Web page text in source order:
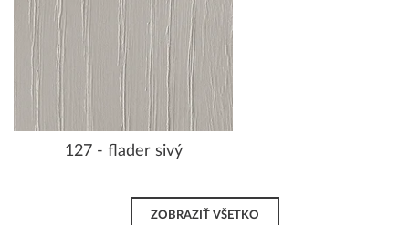
127 - flader sivý
ZOBRAZIŤ VŠETKO